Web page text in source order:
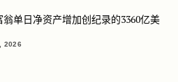
翁单日净资产增加创纪录的3360亿美
2026